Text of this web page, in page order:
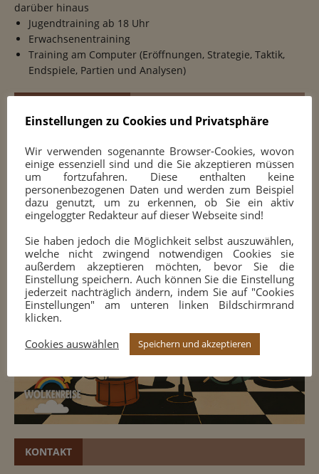
darüber hinaus
Jugendtraining ab 18 Uhr
Erwachsenentraining
Training am Computer (Eröffnungen, Strategie, Taktik,
Endspiele, Partien und Analysen)
KONTAKT
Einstellungen zu Cookies und Privatsphäre
Wir verwenden sogenannte Browser-Cookies, wovon
einige essenziell sind und die Sie akzeptieren müssen
um fortzufahren. Diese enthalten keine
personenbezogenen Daten und werden zum Beispiel
dazu genutzt, um zu erkennen, ob Sie ein aktiv
eingeloggter Redakteur auf dieser Webseite sind!
Sie haben jedoch die Möglichkeit selbst auszuwählen,
welche nicht zwingend notwendigen Cookies sie
außerdem akzeptieren möchten, bevor Sie die
Einstellung speichern. Auch können Sie die Einstellung
jederzeit nachträglich ändern, indem Sie auf "Cookies
Einstellungen" am unteren linken Bildschirmrand
klicken.
Cookies auswählen
Speichern und akzeptieren